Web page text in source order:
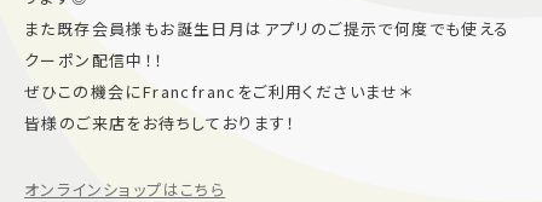
また既存会員様もお誕生日月はアプリのご提示で何度でも使える
クーポン配信中！！
ぜひこの機会にFrancfrancをご利用くださいませ＊
皆様のご来店をお待ちしております！
オンラインショップはこちら